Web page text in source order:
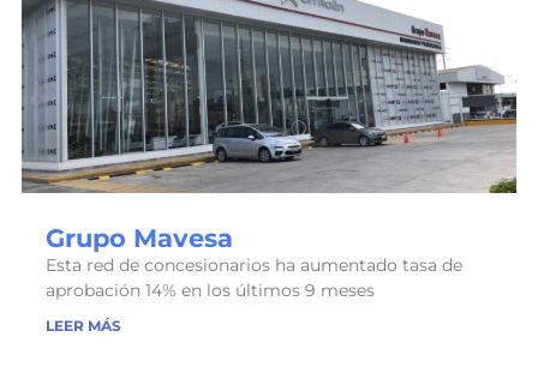
Grupo Mavesa
Esta red de concesionarios ha aumentado tasa de
aprobación 14% en los últimos 9 meses
LEER MÁS